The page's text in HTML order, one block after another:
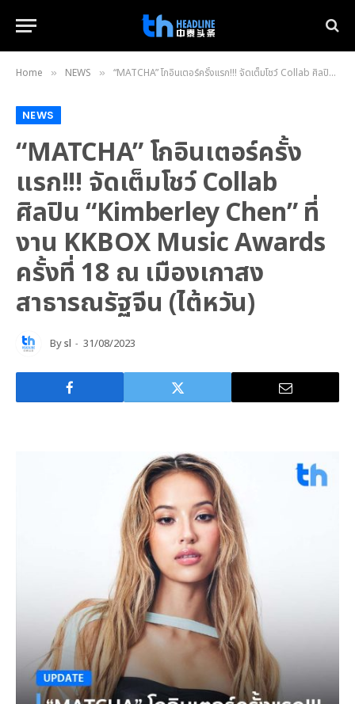
Home » NEWS » “MATCHA” โกอินเตอร์ครั้งแรก!!! จัดเต็มโชว์ Collab ศิลปิน “Kimberley Chen” ที่งาน KKBOX Music Awards ครั้งที่ 18 ณ เมืองเกาสง สาธารณรัฐจีน (ไต้หวัน)
NEWS
“MATCHA” โกอินเตอร์ครั้ง
แรก!!! จัดเต็มโชว์ Collab
ศิลปิน “Kimberley Chen” ที่
งาน KKBOX Music Awards
ครั้งที่ 18 ณ เมืองเกาสง
สาธารณรัฐจีน (ไต้หวัน)
Bysl 31/08/2023